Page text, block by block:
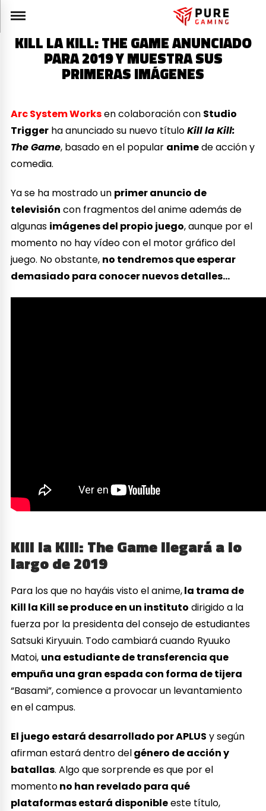
KILL LA KILL: THE GAME ANUNCIADO
PARA 2019 Y MUESTRA SUS
PRIMERAS IMÁGENES
Arc System Worksen colaboración con Studio
Trigger ha anunciado su nuevo títuloKill la Kill:
The Game, basado en el popular animede acción y
comedia.
Ya se ha mostrado un primer anuncio de
televisión con fragmentos del anime además de
algunas imágenes del propio juego, aunque por el
momento no hay vídeo con el motor gráfico del
juego. No obstante, no tendremos que esperar
demasiado para conocer nuevos detalles…
Kill la Kill: The Game llegará a lo
largo de 2019
Para los que no hayáis visto el anime,la trama de
Kill la Kill se produce en un instituto dirigido a la
fuerza por la presidenta del consejo de estudiantes
Satsuki Kiryuuin. Todo cambiará cuando Ryuuko
Matoi, una estudiante de transferencia que
empuña una gran espada con forma de tijera
“Basami”, comience a provocar un levantamiento
en el campus.
El juego estará desarrollado por APLUS y según
afirman estará dentro delgénero de acción y
batallas. Algo que sorprende es que por el
momentono han revelado para qué
plataformas estará disponibleeste título,